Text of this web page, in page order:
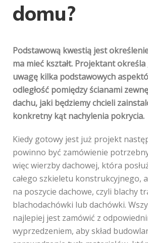
domu?
Podstawową kwestią jest
ma mieć kształt. Projektant
uwagę kilka podstawowych
odległość pomiędzy ścianami
dachu, jaki będziemy chcieli
konkretny kąt nachylenia pokrycia.
Kiedy gotowy jest już projekt
powinno być zamówienie
więc wierzby dachowej, która
całego szkieletu konstrukcyjnego,
na poszycie dachowe, czyli blachy
blachodachówki lub dachówki.
najlepiej jest zamówić z
wyprzedzeniem, aby skład